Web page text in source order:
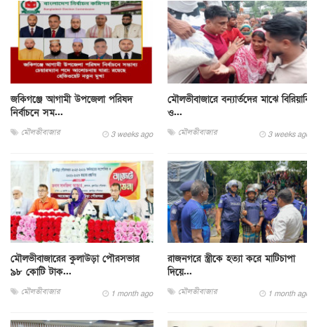
জকিগঞ্জে আগামী উপজেলা পরিষদ
নির্বাচনে সম...
মৌলভীবাজার 3 weeks ago
মৌলভীবাজারে বন্যার্তদের মাঝে বিরিয়ানি
ও...
মৌলভীবাজার 3 weeks ago
মৌলভীবাজারের কুলাউড়া পৌরসভার
৯৮ কোটি টাক...
মৌলভীবাজার 1 month ago
রাজনগরে স্ত্রীকে হত্যা করে মাটিচাপা
দিয়ে...
মৌলভীবাজার 1 month ago